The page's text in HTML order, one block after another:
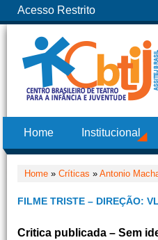
Acesso Restrito
Home Institucional
Home » Críticas » Antonio
FILME TRISTE – DIREÇÃO:
Critica publicada – Sem